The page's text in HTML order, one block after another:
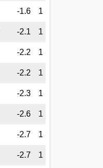
-1.6 1
-2.1 1
-2.2 1
-2.2 1
-2.3 1
-2.6 1
-2.7 1
-2.7 1